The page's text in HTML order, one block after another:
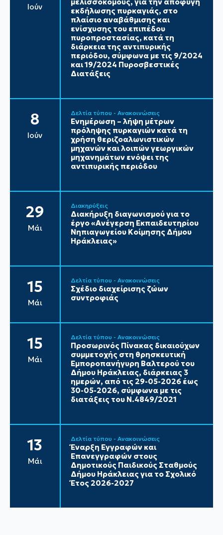
Ιούν
μελισσοκόμους, για την αποφυγή
εκδήλωσης πυρκαγιάς, στο
πλαίσιο αναβάθμισης και
ενίσχυσης του επιπέδου
πυροπροστασίας, κατά τη
διάρκεια της αντιπυρικής
περιόδου, σύμφωνα με τις 9/2024
και 19/2024 Πυροσβεστικές
Διατάξεις
8
Ιούν
Δελτία τύπου - Ανακοινώσεις
Ενημέρωση – λήψη μέτρων
πρόληψης πυρκαγιών κατά τη
χρήση θεριζοαλωνιστικών
μηχανών και λοιπών γεωργικών
μηχανημάτων ενόψει της
αντιπυρικής περιόδου
29
Μάι
Διακηρύξεις
Διακήρυξη διαγωνισμού για το
έργο «Ανέγερση Εκπαιδευτηρίου
Νηπιαγωγείου Κοίμησης Δήμου
Ηράκλειας»
15
Μάι
Δελτία τύπου - Ανακοινώσεις
Σχέδιο διαχείρισης ζώων
συντροφιάς
15
Μάι
Δελτία τύπου - Ανακοινώσεις
Προσωρινός Πίνακας δικαιούχων
συμμετοχής στη θρησκευτική
Εμποροπανήγυρη Βαλτερού του
Δήμου Ηράκλειας, διάρκειας 3
ημερών, από τις 29-05-2026 έως
30-05-2026, σύμφωνα με τις
διατάξεις του Ν.4849/2021
13
Μάι
Δελτία τύπου - Ανακοινώσεις
Έναρξη Εγγραφών και
Επανεγγραφών στους
Δημοτικούς Παιδικούς Σταθμούς
Δήμου Ηράκλειας για το Σχολικό
Έτος 2026-2027